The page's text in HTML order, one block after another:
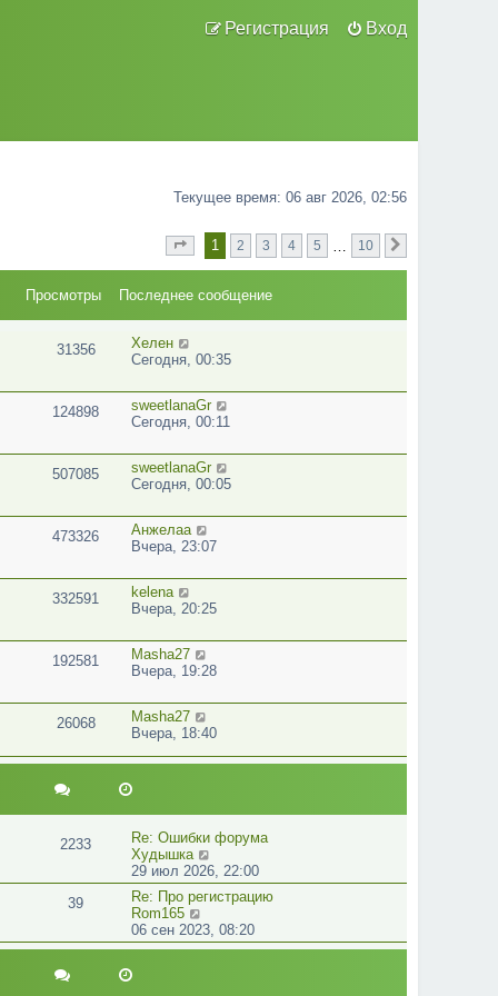
Вход
Регистрация
Текущее время: 06 авг 2026, 02:56
Страница из 10
1 2 3 4 5 10
Просмотры Последнее сообщение
31356
Хелен
Сегодня, 00:35
124898
sweetlanaGr
Сегодня, 00:11
507085
sweetlanaGr
Сегодня, 00:05
473326
Анжелаа
Вчера, 23:07
332591
kelena
Вчера, 20:25
192581
Masha27
Вчера, 19:28
26068
Masha27
Вчера, 18:40
2233
Re: Ошибки форума
Худышка
е
р
е
т
и
29 июл 2026, 22:00
39
Re: Про регистрацию
Rom165
е
р
06 сен 2023, 08:20